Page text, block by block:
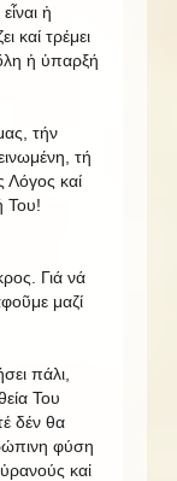
ἡ
καί τρέμει
ἡ ὑπαρξή
τήν
τή
Λόγος καί
Του!
Γιά νά
μαζί
πάλι,
Του
δέν θα
φύση
καἰ